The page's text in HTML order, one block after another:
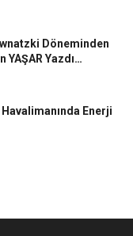
Döneminden
YAŞAR Yazdı…
Enerji